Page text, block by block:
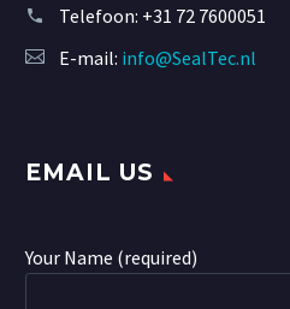
Telefoon: +31 72 7600051
E-mail: info@SealTec.nl
EMAIL US
Your Name (required)